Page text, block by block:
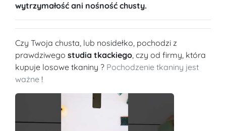
wytrzymałość ani nośność chusty.
Czy Twoja chusta, lub nosidełko, pochodzi z
prawdziwego studia tkackiego, czy od firmy, która
kupuje losowe tkaniny ? Pochodzenie tkaniny jest
ważne !